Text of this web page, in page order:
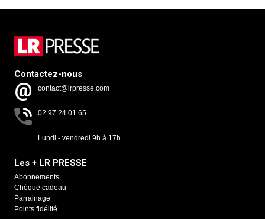
Contactez-nous
contact@lrpresse.com
02 97 24 01 65
Lundi - vendredi 9h à 17h
Les + LR PRESSE
Abonnements
Chèque cadeau
Parrainage
Points fidélité